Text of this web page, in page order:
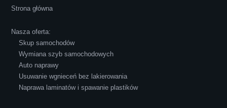
atmosferze, czego z reguły nie można
powiedzieć o innych firmach tego type.
Pozdrawiam i polecam!
Strona główna
Nasza oferta:
Skup samochodów
Wymiana szyb samochodowych
Auto naprawy
Usuwanie wgnieceń bez lakierowania
Naprawa laminatów i spawanie plastików